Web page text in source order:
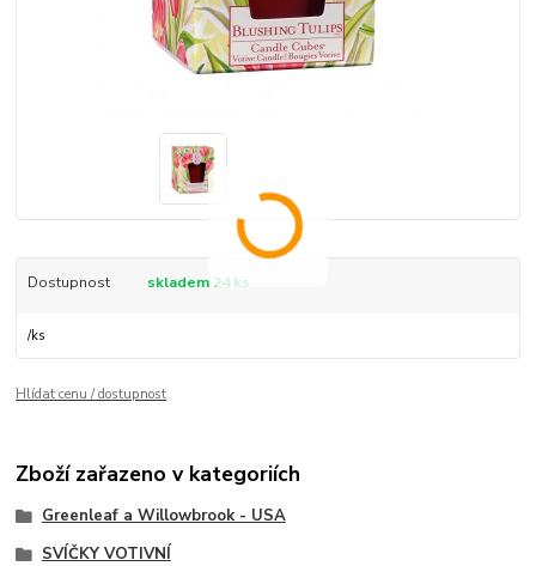
Dostupnost skladem 24 ks
/ks
Hlídat cenu / dostupnost
Zboží zařazeno v kategoriích
Greenleaf a Willowbrook - USA
SVÍČKY VOTIVNÍ